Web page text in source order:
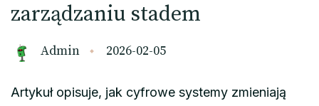
zarządzaniu stadem
Admin 2026-02-05
Artykuł opisuje, jak cyfrowe systemy zmieniają